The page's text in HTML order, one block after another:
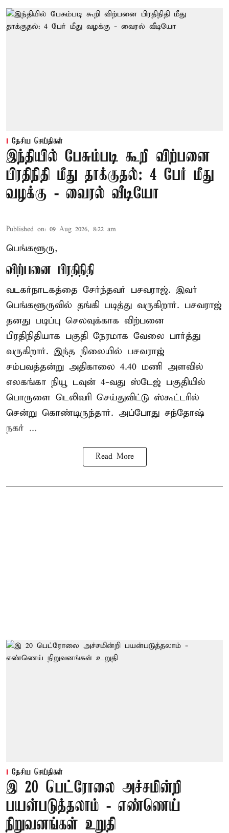
தேசிய செய்திகள்
இந்தியில் பேசும்படி கூறி விற்பனை
பிரதிநிதி மீது தாக்குதல்: 4 பேர் மீது
வழக்கு - வைரல் வீடியோ
Published on: 09 Aug 2026, 8:22 am
பெங்களூரு,
விற்பனை பிரதிநிதி
வடகர்நாடகத்தை சேர்ந்தவர் பசவராஜ். இவர்
பெங்களூருவில் தங்கி படித்து வருகிறார். பசவராஜ்
தனது படிப்பு செலவுக்காக விற்பனை
பிரதிநிதியாக பகுதி நேரமாக வேலை பார்த்து
வருகிறார். இந்த நிலையில் பசவராஜ்
சம்பவத்தன்று அதிகாலை 4.40 மணி அளவில்
எலகங்கா நியூ டவுன் 4-வது ஸ்டேஜ் பகுதியில்
பொருளை டெலிவரி செய்துவிட்டு ஸ்கூட்டரில்
சென்று கொண்டிருந்தார். அப்போது சந்தோஷ்
நகர் ...
Read More
தேசிய செய்திகள்
இ 20 பெட்ரோலை அச்சமின்றி
பயன்படுத்தலாம் - எண்ணெய்
நிறுவனங்கள் உறுதி